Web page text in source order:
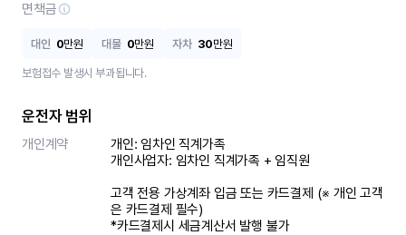
면책금
대인 0만원 대물 0만원 자차 30만원
보험접수 발생시 부과됩니다.
운전자 범위
개인계약
개인: 임차인 직계가족
개인사업자: 임차인 직계가족 + 임직원
고객 전용 가상계좌 입금 또는 카드결제 (※ 개인 고객
은 카드결제 필수)
*카드결제시 세금계산서 발행 불가